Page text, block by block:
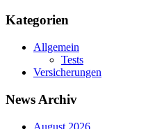
Kategorien
Allgemein
Tests
Versicherungen
News Archiv
August 2026